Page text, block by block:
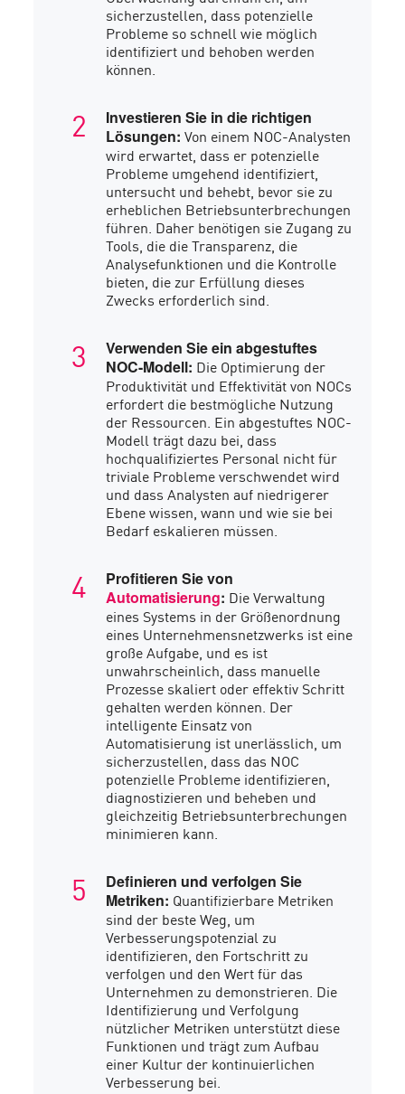
sicherzustellen, dass potenzielle
Probleme so schnell wie möglich
identifiziert und behoben werden
können.
Investieren Sie in die richtigen
Lösungen: Von einem NOC-Analysten
wird erwartet, dass er potenzielle
Probleme umgehend identifiziert,
untersucht und behebt, bevor sie zu
erheblichen Betriebsunterbrechungen
führen. Daher benötigen sie Zugang zu
Tools, die die Transparenz, die
Analysefunktionen und die Kontrolle
bieten, die zur Erfüllung dieses
Zwecks erforderlich sind.
Verwenden Sie ein abgestuftes
NOC-Modell: Die Optimierung der
Produktivität und Effektivität von NOCs
erfordert die bestmögliche Nutzung
der Ressourcen. Ein abgestuftes NOC-
Modell trägt dazu bei, dass
hochqualifiziertes Personal nicht für
triviale Probleme verschwendet wird
und dass Analysten auf niedrigerer
Ebene wissen, wann und wie sie bei
Bedarf eskalieren müssen.
Profitieren Sie von
Automatisierung: Die Verwaltung
eines Systems in der Größenordnung
eines Unternehmensnetzwerks ist eine
große Aufgabe, und es ist
unwahrscheinlich, dass manuelle
Prozesse skaliert oder effektiv Schritt
gehalten werden können. Der
intelligente Einsatz von
Automatisierung ist unerlässlich, um
sicherzustellen, dass das NOC
potenzielle Probleme identifizieren,
diagnostizieren und beheben und
gleichzeitig Betriebsunterbrechungen
minimieren kann.
Definieren und verfolgen Sie
Metriken: Quantifizierbare Metriken
sind der beste Weg, um
Verbesserungspotenzial zu
identifizieren, den Fortschritt zu
verfolgen und den Wert für das
Unternehmen zu demonstrieren. Die
Identifizierung und Verfolgung
nützlicher Metriken unterstützt diese
Funktionen und trägt zum Aufbau
einer Kultur der kontinuierlichen
Verbesserung bei.